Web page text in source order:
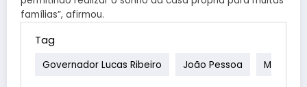
famílias”, afirmou.
Tag
Governador Lucas Ribeiro João Pessoa M